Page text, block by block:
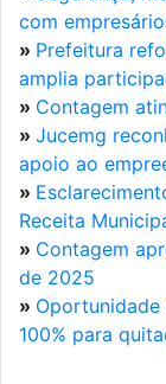
com
» Prefeitura
amplia
» Contagem
» Jucemg
apoio ao
»
Receita
» Contagem
de 2025
»
100% para